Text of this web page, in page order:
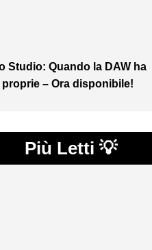
Studio: Quando la DAW ha
proprie – Ora disponibile!
Più Letti 💡